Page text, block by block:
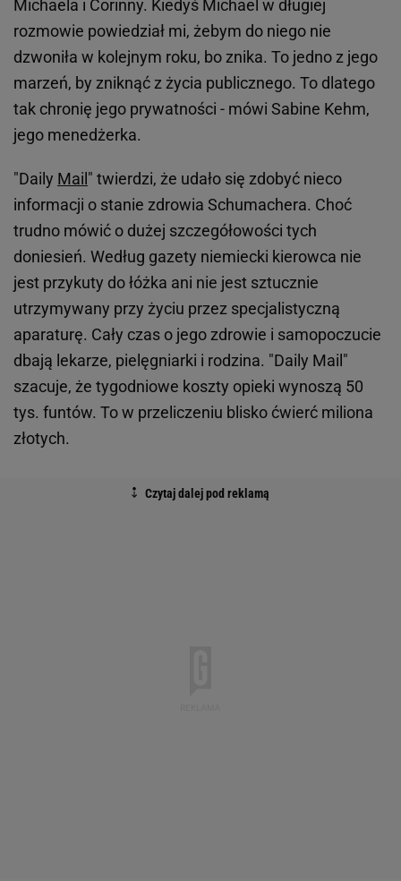
Michaela i Corinny. Kiedyś Michael w długiej
rozmowie powiedział mi, żebym do niego nie
dzwoniła w kolejnym roku, bo znika. To jedno z jego
marzeń, by zniknąć z życia publicznego. To dlatego
tak chronię jego prywatności - mówi Sabine Kehm,
jego menedżerka.
"Daily Mail" twierdzi, że udało się zdobyć nieco
informacji o stanie zdrowia Schumachera. Choć
trudno mówić o dużej szczegółowości tych
doniesień. Według gazety niemiecki kierowca nie
jest przykuty do łóżka ani nie jest sztucznie
utrzymywany przy życiu przez specjalistyczną
aparaturę. Cały czas o jego zdrowie i samopoczucie
dbają lekarze, pielęgniarki i rodzina. "Daily Mail"
szacuje, że tygodniowe koszty opieki wynoszą 50
tys. funtów. To w przeliczeniu blisko ćwierć miliona
złotych.